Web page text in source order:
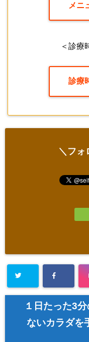
メニ
＜診療
診療
＼フォ
１日たった3
ないカラダを